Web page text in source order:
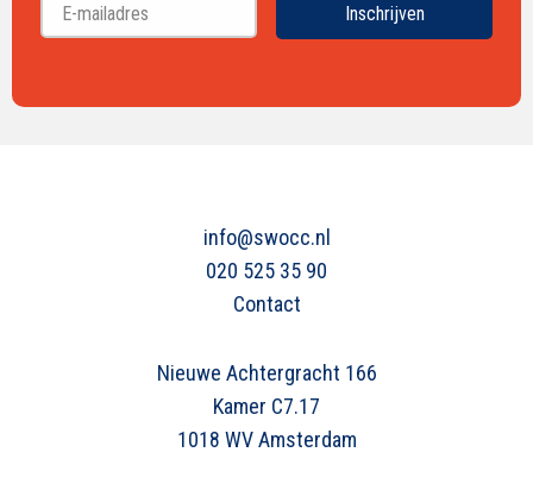
Inschrijven
info@swocc.nl
020 525 35 90
Contact
Nieuwe Achtergracht 166
Kamer C7.17
1018 WV Amsterdam